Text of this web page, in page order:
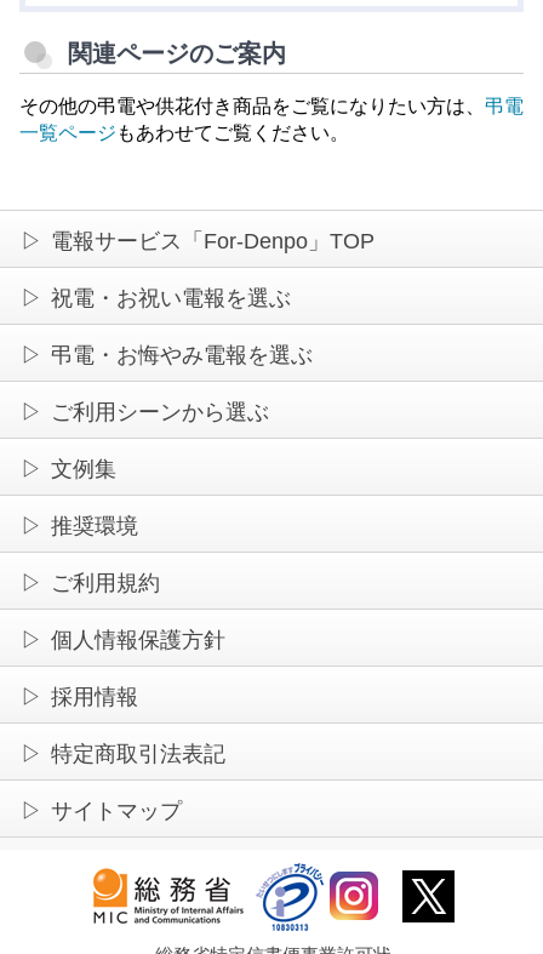
関連ページのご案内
その他の弔電や供花付き商品をご覧になりたい方は、 弔電
一覧ページ もあわせてご覧ください。
電報サービス「For-Denpo」TOP
祝電・お祝い電報を選ぶ
弔電・お悔やみ電報を選ぶ
ご利用シーンから選ぶ
文例集
推奨環境
ご利用規約
個人情報保護方針
採用情報
特定商取引法表記
サイトマップ